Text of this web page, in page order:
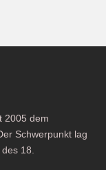
2005 dem
Schwerpunkt lag
18.